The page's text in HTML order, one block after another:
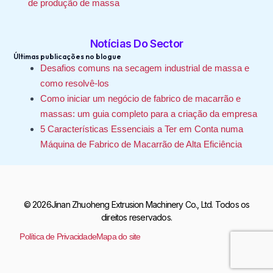
de produção de massa
Notícias Do Sector
Últimas publicações no blogue
Desafios comuns na secagem industrial de massa e
como resolvê-los
Como iniciar um negócio de fabrico de macarrão e
massas: um guia completo para a criação da empresa
5 Características Essenciais a Ter em Conta numa
Máquina de Fabrico de Macarrão de Alta Eficiência
© 2026Jinan Zhuoheng Extrusion Machinery Co., Ltd. Todos os
direitos reservados.
Política de PrivacidadeMapa do site